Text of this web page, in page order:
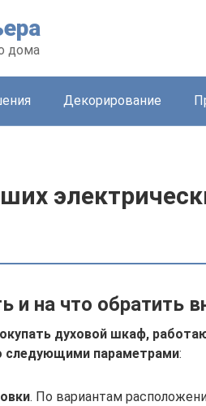
дома
Декорирование
и на что обратить
духовой шкаф,
следующими параметрами:
. По вариантам